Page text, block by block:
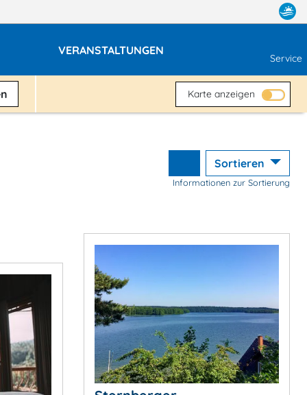
VERANSTALTUNGEN
Service
Karte anzeigen
Sortieren
Informationen zur Sortierung